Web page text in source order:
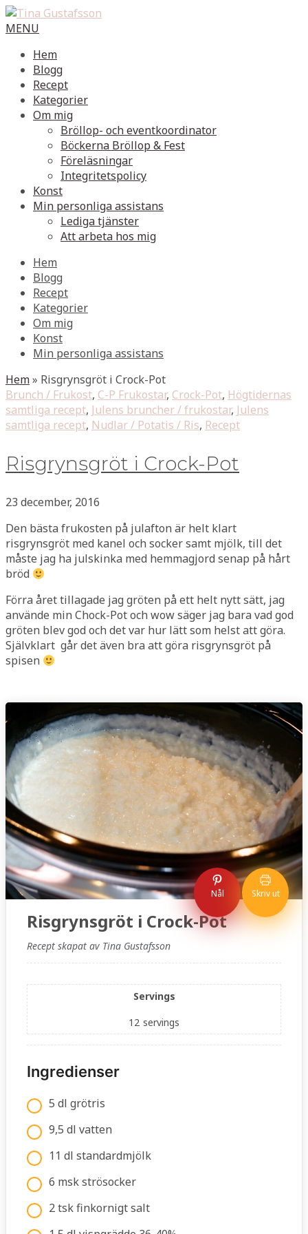
MENU
Hem
Blogg
Recept
Kategorier
Om mig
Bröllop- och eventkoordinator
Böckerna Bröllop & Fest
Föreläsningar
Integritetspolicy
Konst
Min personliga assistans
Lediga tjänster
Att arbeta hos mig
Hem
Blogg
Recept
Kategorier
Om mig
Konst
Min personliga assistans
Hem» Risgrynsgröt i Crock-Pot
Brunch / Frukost, C-P Frukostar, Crock-Pot, Högtidernas
samtliga recept, Julens bruncher / frukostar, Julens
samtliga recept, Nudlar / Potatis / Ris, Recept
Risgrynsgröt i Crock-Pot
23 december, 2016
Den bästa frukosten på julafton är helt klart
risgrynsgröt med kanel och socker samt mjölk, till det
måste jag ha julskinka med hemmagjord senap på hårt
bröd
Förra året tillagade jag gröten på ett helt nytt sätt, jag
använde min Chock-Pot och wow säger jag bara vad god
gröten blev god och det var hur lätt som helst att göra.
Självklart går det även bra att göra risgrynsgröt på
spisen
Nål Skriv ut
Risgrynsgröt i Crock-Pot
Recept skapat av Tina Gustafsson
Servings
12 servings
Ingredienser
5 dl grötris
9,5 dl vatten
11 dl standardmjölk
6 msk strösocker
2 tsk finkornigt salt